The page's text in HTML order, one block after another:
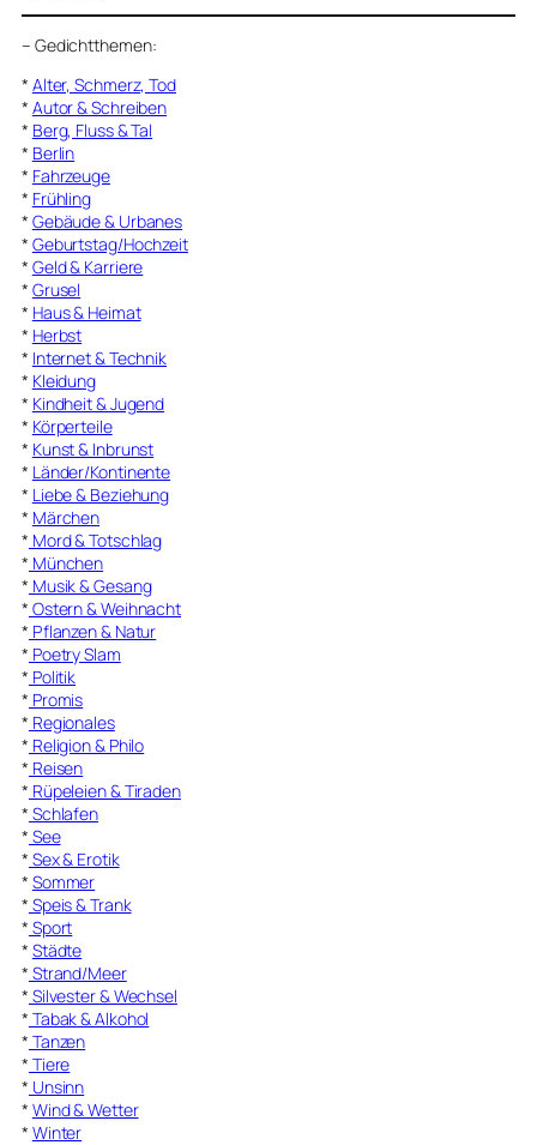
– Gedichtthemen:
* Alter, Schmerz, Tod
* Autor & Schreiben
* Berg, Fluss & Tal
* Berlin
* Fahrzeuge
* Frühling
* Gebäude & Urbanes
* Geburtstag/Hochzeit
* Geld & Karriere
* Grusel
* Haus & Heimat
* Herbst
* Internet & Technik
* Kleidung
* Kindheit & Jugend
* Körperteile
* Kunst & Inbrunst
* Länder/Kontinente
* Liebe & Beziehung
* Märchen
* Mord & Totschlag
* München
* Musik & Gesang
* Ostern & Weihnacht
* Pflanzen & Natur
* Poetry Slam
* Politik
* Promis
* Regionales
* Religion & Philo
* Reisen
* Rüpeleien & Tiraden
* Schlafen
* See
* Sex & Erotik
* Sommer
* Speis & Trank
* Sport
* Städte
* Strand/Meer
* Silvester & Wechsel
* Tabak & Alkohol
* Tanzen
* Tiere
* Unsinn
* Wind & Wetter
* Winter